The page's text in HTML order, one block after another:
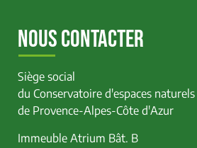
NOUS CONTACTER
Siège social
du Conservatoire d'espaces naturels
de Provence-Alpes-Côte d'Azur
Immeuble Atrium Bât. B